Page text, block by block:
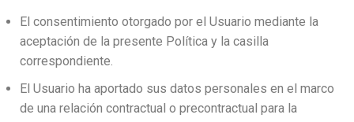
El consentimiento otorgado por el Usuario mediante la
aceptación de la presente Política y la casilla
correspondiente.
El Usuario ha aportado sus datos personales en el marco
de una relación contractual o precontractual para la